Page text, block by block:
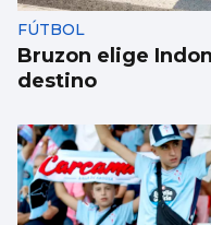
FÚTBOL
Bruzon elige
destino